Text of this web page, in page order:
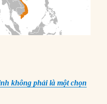
không phải là một chọn